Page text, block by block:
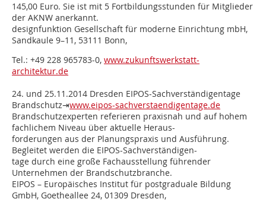
145,00 Euro. Sie ist mit 5 Fortbildungsstunden für Mitglieder
der AKNW anerkannt.
designfunktion Gesellschaft für moderne Einrichtung mbH,
Sandkaule 9–11, 53111 Bonn,
Tel.: +49 228 965783-0, www.zukunftswerkstatt-
architektur.de
24. und 25.11.2014 Dresden EIPOS-Sachverständigentage
Brandschutz⇥www.eipos-sachverstaendigentage.de
Brandschutzexperten referieren praxisnah und auf hohem
fachlichem Niveau über aktuelle Heraus-
forderungen aus der Planungspraxis und Ausführung.
Begleitet werden die EIPOS-Sachverständigen-
tage durch eine große Fachausstellung führender
Unternehmen der Brandschutzbranche.
EIPOS – Europäisches Institut für postgraduale Bildung
GmbH, Goetheallee 24, 01309 Dresden,